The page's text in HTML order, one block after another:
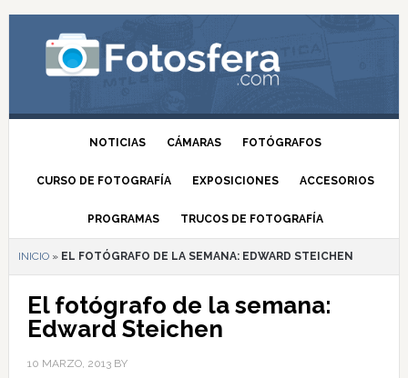
NOTICIAS CÁMARAS FOTÓGRAFOS
CURSO DE FOTOGRAFÍA EXPOSICIONES ACCESORIOS
PROGRAMAS TRUCOS DE FOTOGRAFÍA
INICIO» EL FOTÓGRAFO DE LA SEMANA: EDWARD STEICHEN
El fotógrafo de la semana:
Edward Steichen
10 MARZO, 2013BY